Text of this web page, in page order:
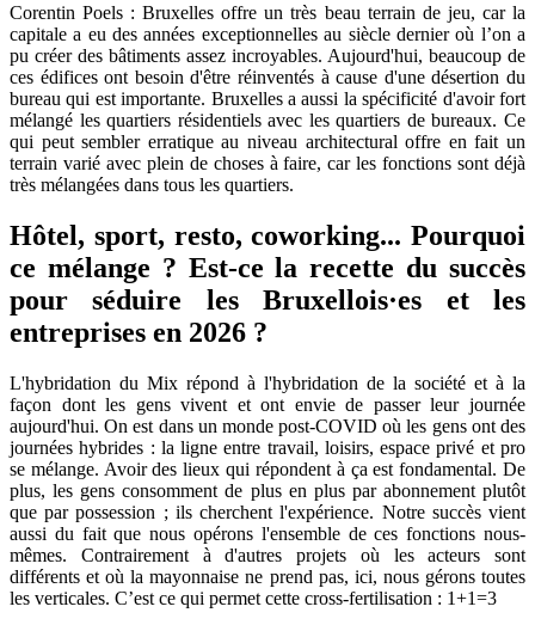
Corentin Poels : Bruxelles offre un très beau terrain de jeu, car la
capitale a eu des années exceptionnelles au siècle dernier où l’on a
pu créer des bâtiments assez incroyables. Aujourd'hui, beaucoup de
ces édifices ont besoin d'être réinventés à cause d'une désertion du
bureau qui est importante. Bruxelles a aussi la spécificité d'avoir fort
mélangé les quartiers résidentiels avec les quartiers de bureaux. Ce
qui peut sembler erratique au niveau architectural offre en fait un
terrain varié avec plein de choses à faire, car les fonctions sont déjà
très mélangées dans tous les quartiers.
Hôtel, sport, resto, coworking... Pourquoi
ce mélange ? Est-ce la recette du succès
pour séduire les Bruxellois·es et les
entreprises en 2026 ?
L'hybridation du Mix répond à l'hybridation de la société et à la
façon dont les gens vivent et ont envie de passer leur journée
aujourd'hui. On est dans un monde post-COVID où les gens ont des
journées hybrides : la ligne entre travail, loisirs, espace privé et pro
se mélange. Avoir des lieux qui répondent à ça est fondamental. De
plus, les gens consomment de plus en plus par abonnement plutôt
que par possession ; ils cherchent l'expérience. Notre succès vient
aussi du fait que nous opérons l'ensemble de ces fonctions nous-
mêmes. Contrairement à d'autres projets où les acteurs sont
différents et où la mayonnaise ne prend pas, ici, nous gérons toutes
les verticales. C’est ce qui permet cette cross-fertilisation : 1+1=3